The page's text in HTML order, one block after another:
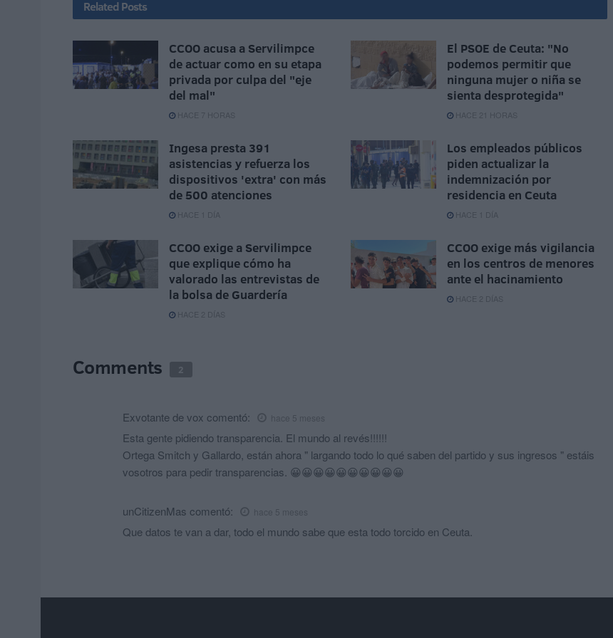
Related Posts
CCOO acusa a Servilimpce
de actuar como en su etapa
privada por culpa del "eje
del mal"
HACE 7 HORAS
El PSOE de Ceuta: "No
podemos permitir que
ninguna mujer o niña se
sienta desprotegida"
HACE 21 HORAS
Ingesa presta 391
asistencias y refuerza los
dispositivos 'extra' con más
de 500 atenciones
HACE 1 DÍA
Los empleados públicos
piden actualizar la
indemnización por
residencia en Ceuta
HACE 1 DÍA
CCOO exige a Servilimpce
que explique cómo ha
valorado las entrevistas de
la bolsa de Guardería
HACE 2 DÍAS
CCOO exige más vigilancia
en los centros de menores
ante el hacinamiento
HACE 2 DÍAS
Comments 2
Exvotante de vox comentó: hace 5 meses
Esta gente pidiendo transparencia. El mundo al revés!!!!!!
Ortega Smitch y Gallardo, están ahora " largando todo lo qué saben del partido y sus ingresos " estáis
vosotros para pedir transparencias. 😀😀😀😀😀😀😀😀😀😀
unCitizenMas comentó: hace 5 meses
Que datos te van a dar, todo el mundo sabe que esta todo torcido en Ceuta.